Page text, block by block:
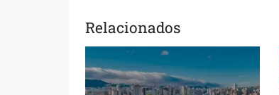
Relacionados